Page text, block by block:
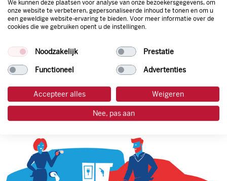
van de laagste prijs.
laadpas aanvragen
We kunnen deze plaatsen voor analyse van onze bezoekersgegevens, om
onze website te verbeteren, gepersonaliseerde inhoud te tonen en om u
een geweldige website-ervaring te bieden. Voor meer informatie over de
cookies die we gebruiken opent u de instellingen.
Noodzakelijk Prestatie
Functioneel Advertenties
Accepteer alles Weigeren
Nee, pas aan